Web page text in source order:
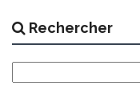
Rechercher